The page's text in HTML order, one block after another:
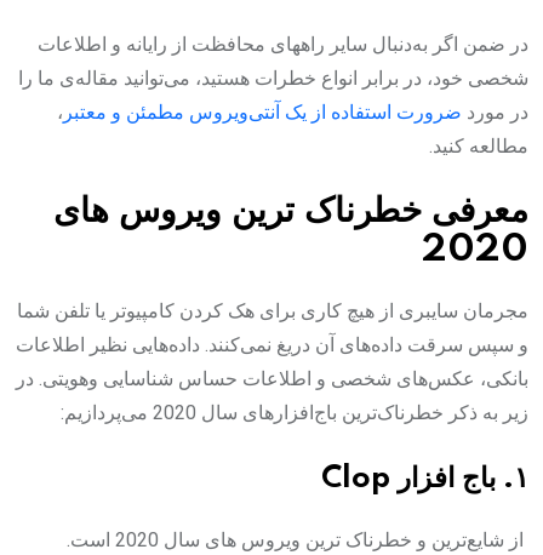
در ضمن اگر به‌دنبال سایر راههای محافظت از رایانه و اطلاعات
شخصی خود، در برابر انواع خطرات هستید، می‌توانید مقاله‌ی ما را
در مورد ضرورت استفاده از یک آنتی‌ویروس مطمئن و معتبر ،
مطالعه کنید.
معرفی خطرناک ترین ویروس های
2020
مجرمان سایبری از هیچ کاری برای هک کردن کامپیوتر یا تلفن شما
و سپس سرقت داده‌های آن دریغ نمی‌کنند. داده‌هایی نظیر اطلاعات
بانکی، عکس‌های شخصی و اطلاعات حساس شناسایی وهویتی. در
زیر به ذکر خطرناک‌ترین باج‌افزارهای سال 2020 می‌پردازیم:
۱. باج افزار Clop‌
از شایع‌ترین و خطرناک ترین ویروس های سال 2020 است.